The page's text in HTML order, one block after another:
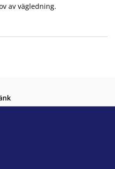
av vägledning.